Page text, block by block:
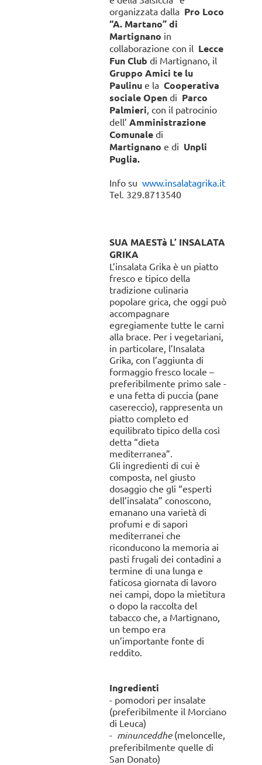
organizzata dalla Pro Loco
“A. Martano” di
Martignano in
collaborazione con il Lecce
Fun Clubdi Martignano, il
Gruppo Amici te lu
Paulinu e laCooperativa
sociale Open di Parco
Palmieri, con il patrocinio
dell’Amministrazione
Comunale di
Martignano e di Unpli
Puglia.
Info suwww.insalatagrika.it
Tel. 329.8713540
SUA MAESTà L’ INSALATA
GRIKA
L’insalata Grika è un piatto
fresco e tipico della
tradizione culinaria
popolare grica, che oggi può
accompagnare
egregiamente tutte le carni
alla brace. Per i vegetariani,
in particolare, l’Insalata
Grika, con l’aggiunta di
formaggio fresco locale –
preferibilmente primo sale -
e una fetta di puccia (pane
casereccio), rappresenta un
piatto completo ed
equilibrato tipico della così
detta “dieta
mediterranea”.
Gli ingredienti di cui è
composta, nel giusto
dosaggio che gli “esperti
dell’insalata” conoscono,
emanano una varietà di
profumi e di sapori
mediterranei che
riconducono la memoria ai
pasti frugali dei contadini a
termine di una lunga e
faticosa giornata di lavoro
nei campi, dopo la mietitura
o dopo la raccolta del
tabacco che, a Martignano,
un tempo era
un’importante fonte di
reddito.
Ingredienti
- pomodori per insalate
(preferibilmente il Morciano
di Leuca)
- minunceddhe(meloncelle,
preferibilmente quelle di
San Donato)